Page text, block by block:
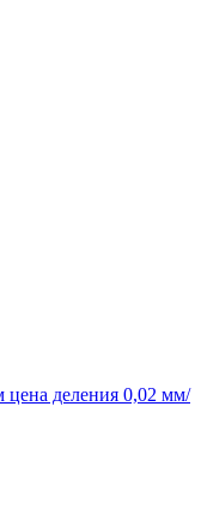
деления 0,02 мм/